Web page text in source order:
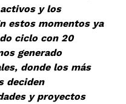
y los
estos momentos ya
ciclo con 20
generado
donde los más
deciden
y proyectos